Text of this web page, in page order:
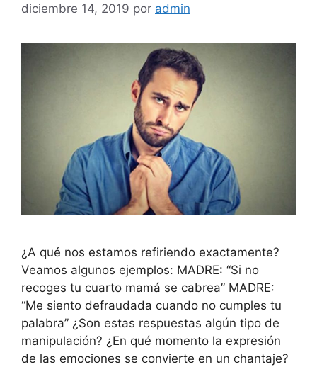
diciembre 14, 2019 por admin
¿A qué nos estamos refiriendo exactamente?
Veamos algunos ejemplos: MADRE: “Si no
recoges tu cuarto mamá se cabrea” MADRE:
“Me siento defraudada cuando no cumples tu
palabra” ¿Son estas respuestas algún tipo de
manipulación? ¿En qué momento la expresión
de las emociones se convierte en un chantaje?